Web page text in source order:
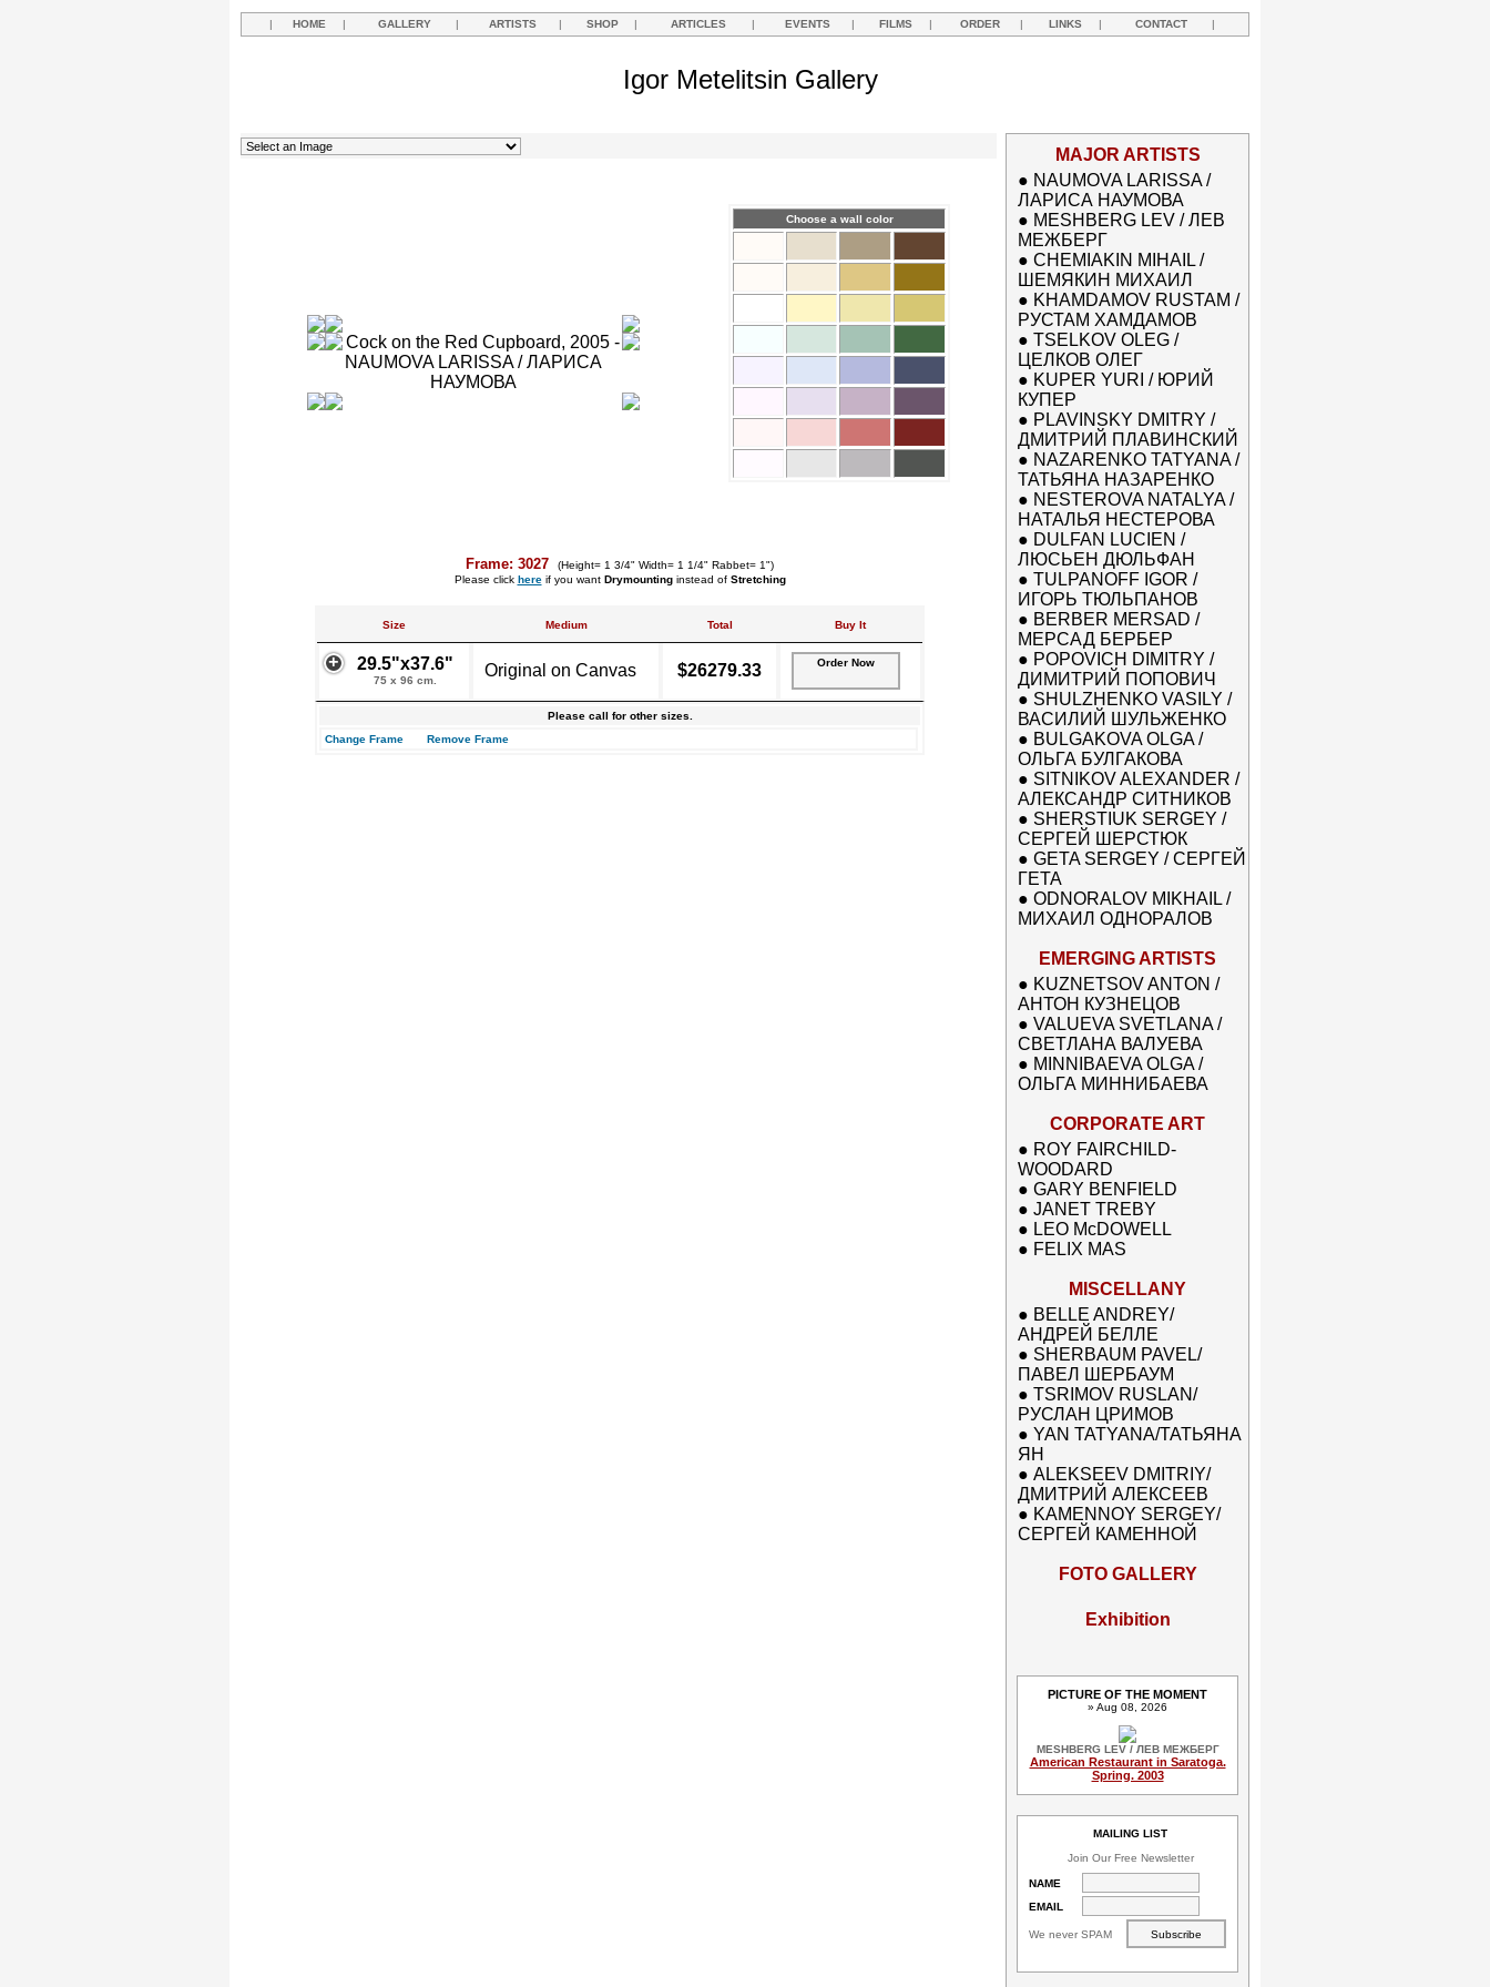
| HOME | GALLERY | ARTISTS | SHOP | ARTICLES | EVENTS | FILMS | ORDER | LINKS | CONTACT |
Igor Metelitsin Gallery
Choose a wall color
Frame: 3027
(Height= 1 3/4" Width= 1 1/4" Rabbet= 1")
Please click hereif you want Drymountinginstead of Stretching
Size Medium Total Buy It
29.5"x37.6"
75 x 96 cm.
Original on Canvas $26279.33 Order Now
Please call for other sizes.
Change Frame
Remove Frame
MAJOR ARTISTS
● NAUMOVA LARISSA /
ЛАРИСА НАУМОВА
● MESHBERG LEV / ЛЕВ
МЕЖБЕРГ
● CHEMIAKIN MIHAIL /
ШЕМЯКИН МИХАИЛ
● KHAMDAMOV RUSTAM /
РУСТАМ ХАМДАМОВ
● TSELKOV OLEG /
ЦЕЛКОВ ОЛЕГ
● KUPER YURI / ЮРИЙ
КУПЕР
● PLAVINSKY DMITRY /
ДМИТРИЙ ПЛАВИНСКИЙ
● NAZARENKO TATYANA /
ТАТЬЯНА НАЗАРЕНКО
● NESTEROVA NATALYA /
НАТАЛЬЯ НЕСТЕРОВА
● DULFAN LUCIEN /
ЛЮСЬЕН ДЮЛЬФАН
● TULPANOFF IGOR /
ИГОРЬ ТЮЛЬПАНОВ
● BERBER MERSAD /
МЕРСАД БЕРБЕР
● POPOVICH DIMITRY /
ДИМИТРИЙ ПОПОВИЧ
● SHULZHENKO VASILY /
ВАСИЛИЙ ШУЛЬЖЕНКО
● BULGAKOVA OLGA /
ОЛЬГА БУЛГАКОВА
● SITNIKOV ALEXANDER /
АЛЕКСАНДР СИТНИКОВ
● SHERSTIUK SERGEY /
СЕРГЕЙ ШЕРСТЮК
● GETA SERGEY / СЕРГЕЙ
ГЕТА
● ODNORALOV MIKHAIL /
МИХАИЛ ОДНОРАЛОВ
EMERGING ARTISTS
● KUZNETSOV ANTON /
АНТОН КУЗНЕЦОВ
● VALUEVA SVETLANA /
СВЕТЛАНА ВАЛУЕВА
● MINNIBAEVA OLGA /
ОЛЬГА МИННИБАЕВА
CORPORATE ART
● ROY FAIRCHILD-
WOODARD
● GARY BENFIELD
● JANET TREBY
● LEO McDOWELL
● FELIX MAS
MISCELLANY
● BELLE ANDREY/
АНДРЕЙ БЕЛЛЕ
● SHERBAUM PAVEL/
ПАВЕЛ ШЕРБАУМ
● TSRIMOV RUSLAN/
РУСЛАН ЦРИМОВ
● YAN TATYANA/ТАТЬЯНА
ЯН
● ALEKSEEV DMITRIY/
ДМИТРИЙ АЛЕКСЕЕВ
● KAMENNOY SERGEY/
СЕРГЕЙ КАМЕННОЙ
FOTO GALLERY
Exhibition
PICTURE OF THE MOMENT
» Aug 08, 2026
MESHBERG LEV / ЛЕВ МЕЖБЕРГ
American Restaurant in Saratoga.
Spring. 2003
MAILING LIST
Join Our Free Newsletter
NAME
EMAIL
We never SPAM